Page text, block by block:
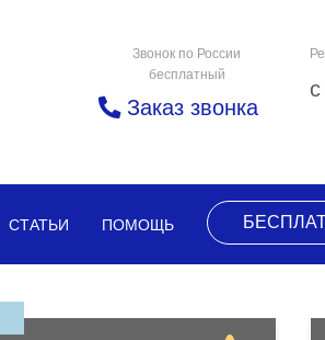
Звонок по России
бесплатный
Заказ звонка
СТАТЬИ ПОМОЩЬ